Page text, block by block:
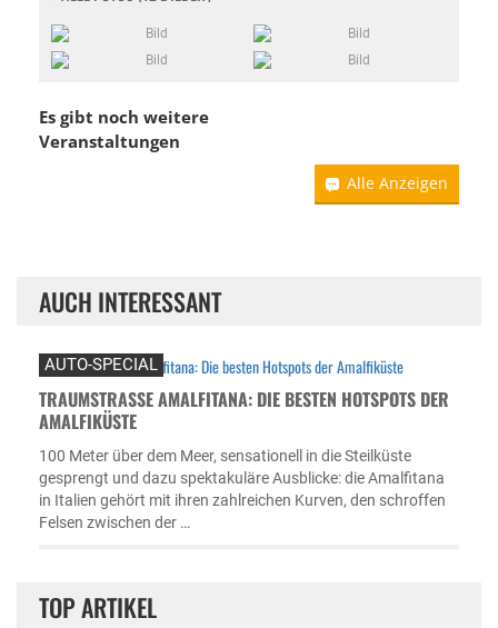
Es gibt noch weitere
Veranstaltungen
Alle Anzeigen
AUCH INTERESSANT
AUTO-SPECIAL
TRAUMSTRASSE AMALFITANA: DIE BESTEN HOTSPOTS DER A
MALFIKÜSTE
100 Meter über dem Meer, sensationell in die Steilküste
gesprengt und dazu spektakuläre Ausblicke: die Amalfitana
in Italien gehört mit ihren zahlreichen Kurven, den schroffen
Felsen zwischen der …
TOP ARTIKEL